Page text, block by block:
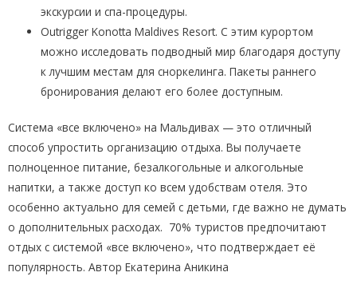
экскурсии и спа-процедуры.
Outrigger Konotta Maldives Resort. С этим курортом
можно исследовать подводный мир благодаря доступу
к лучшим местам для сноркелинга. Пакеты раннего
бронирования делают его более доступным.
Система «все включено» на Мальдивах — это отличный
способ упростить организацию отдыха. Вы получаете
полноценное питание, безалкогольные и алкогольные
напитки, а также доступ ко всем удобствам отеля. Это
особенно актуально для семей с детьми, где важно не думать
о дополнительных расходах. 70% туристов предпочитают
отдых с системой «все включено», что подтверждает её
популярность. Автор Екатерина Аникина